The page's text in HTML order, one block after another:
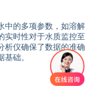
中的多项参数，如溶解
实时性对于水质监控至
析仪确保了数据的准确
础。